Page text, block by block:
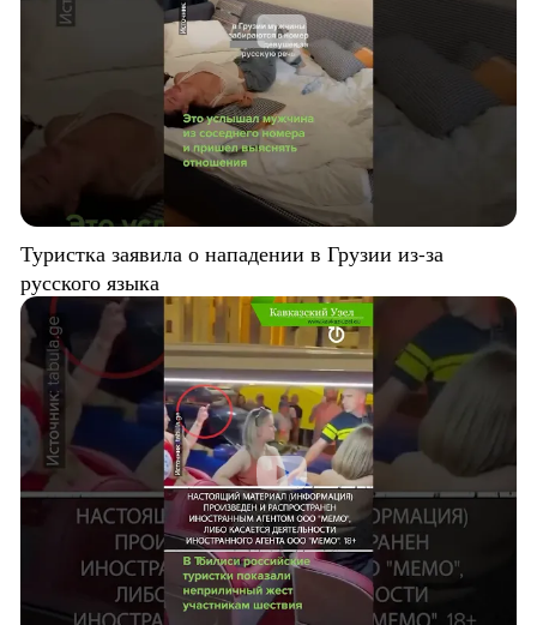
Туристка заявила о нападении в Грузии из-за
русского языка